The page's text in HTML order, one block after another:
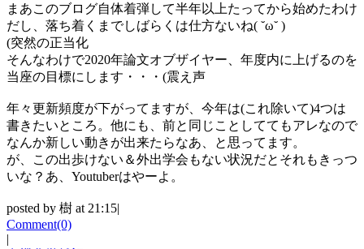
まあこのブログ自体着弾して半年以上たってから始めたわけ
だし、落ち着くまでしばらくは仕方ないね( ˘ω˘ )
(突然の正当化
そんなわけで2020年論文オブザイヤー、年度内に上げるのを
当座の目標にします・・・(震え声
年々更新頻度が下がってますが、今年は(これ除いて)4つは
書きたいところ。他にも、前と同じことしててもアレなので
なんか新しい動きが出来たらなあ、と思ってます。
が、この出歩けない＆外出学会もない状況だとそれもきっつ
いな？あ、Youtuberはやーよ。
posted by 樹 at 21:15|
Comment(0)
|